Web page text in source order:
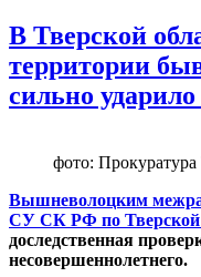
В Тверской
территории
сильно
фото:
Вышневолоцким
СУ СК РФ по Тверской
доследственная
несовершеннолетнего.